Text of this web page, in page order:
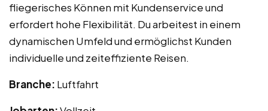
fliegerisches Können mit Kundenservice und
erfordert hohe Flexibilität. Du arbeitest in einem
dynamischen Umfeld und ermöglichst Kunden
individuelle und zeiteffiziente Reisen.
Branche: Luftfahrt